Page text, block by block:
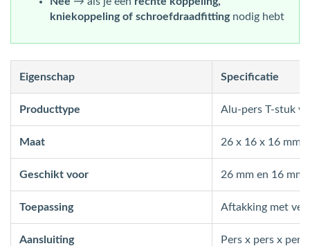
kniekoppeling of schroefdraadfittingnodig hebt
Eigenschap Specificatie
Producttype Alu-pers T-stuk
Maat 26 x 16 x 16 mm
Geschikt voor 26 mm en 16 mm
Toepassing Aftakking met
Aansluiting Pers x pers x pers